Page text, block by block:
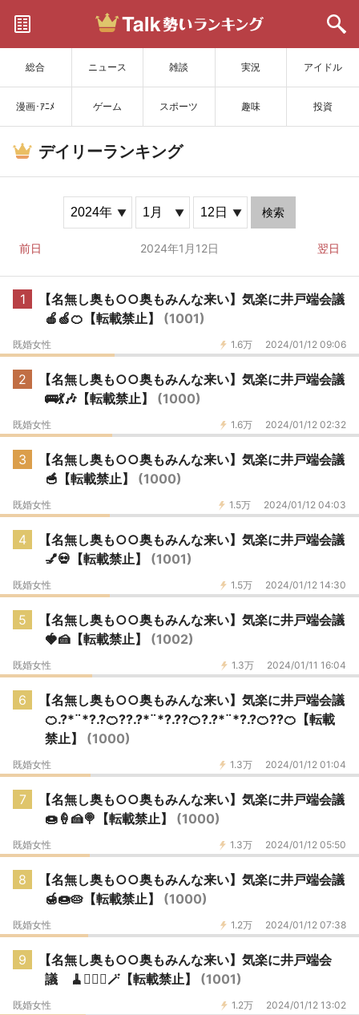
総合 ニュース 雑談 実況 アイドル
漫画･ｱﾆﾒ ゲーム スポーツ 趣味 投資
サイトを更新
デイリーランキング
検索
前日 2024年1月12日 翌日
1
【名無し奥も○○奥もみんな来い】気楽に井戸端会議
🍎🍏🍊【転載禁止】 (1001)
1.6万 2024/01/12 09:06
既婚女性
2
【名無し奥も○○奥もみんな来い】気楽に井戸端会議
🚌💃🎶【転載禁止】 (1000)
1.6万 2024/01/12 02:32
既婚女性
3
【名無し奥も○○奥もみんな来い】気楽に井戸端会議
🥣【転載禁止】 (1000)
1.5万 2024/01/12 04:03
既婚女性
4
【名無し奥も○○奥もみんな来い】気楽に井戸端会議
💅💀【転載禁止】 (1001)
1.5万 2024/01/12 14:30
既婚女性
5
【名無し奥も○○奥もみんな来い】気楽に井戸端会議
🍓🍰【転載禁止】 (1002)
1.3万 2024/01/11 16:04
既婚女性
6
【名無し奥も○○奥もみんな来い】気楽に井戸端会議
🍊.?*¨*?.?🍊??.?*¨*?.??🍊?.?*¨*?.?🍊??🍊【転載
禁止】 (1000)
1.3万 2024/01/12 01:04
既婚女性
7
【名無し奥も○○奥もみんな来い】気楽に井戸端会議
🍩🍦🍰🍭【転載禁止】 (1000)
1.3万 2024/01/12 05:50
既婚女性
8
【名無し奥も○○奥もみんな来い】気楽に井戸端会議
🍯🍩🥧【転載禁止】 (1000)
1.2万 2024/01/12 07:38
既婚女性
9
【名無し奥も○○奥もみんな来い】気楽に井戸端会
議 🧹🧙‍♀✨🪄【転載禁止】 (1001)
1.2万 2024/01/12 13:02
既婚女性